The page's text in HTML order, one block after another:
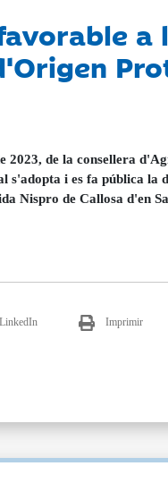
2023, de la consellera
s'adopta i es fa pública la
Nispro de Callosa d'en
Imprimir